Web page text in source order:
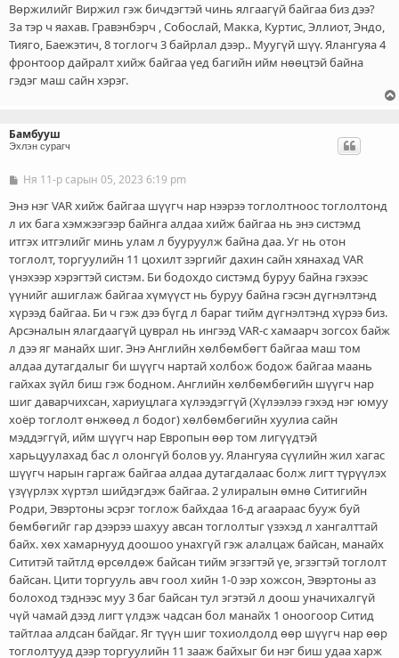
г
Вөржилийг Виржил гэж бичдэгтэй чинь ялгаагүй байгаа биз дээ?
За тэр ч яахав. Гравэнбэрч , Собослай, Макка, Куртис, Эллиот, Эндо,
Тияго, Баежэтич, 8 тоглогч 3 байрлал дээр.. Муугүй шүү. Ялангуяа 4
фронтоор дайралт хийж байгаа үед багийн ийм нөөцтэй байна
гэдэг маш сайн хэрэг.
Бамбууш
Эхлэн сурагч
Б
ч
э
г
Ня 11-р сарын 05, 2023 6:19 pm
Энэ нэг VAR хийж байгаа шүүгч нар нээрээ тоглолтноос тоглолтонд
л их бага хэмжээгээр байнга алдаа хийж байгаа нь энэ систэмд
итгэх итгэлийг минь улам л бууруулж байна даа. Уг нь отон
тоглолт, торгуулийн 11 цохилт зэргийг дахин сайн хянахад VAR
үнэхээр хэрэгтэй систэм. Би бодохдо систэмд буруу байна гэхээс
үүнийг ашиглаж байгаа хүмүүст нь буруу байна гэсэн дүгнэлтэнд
хүрээд байгаа. Би ч гэж дээ бүгд л бараг тийм дүгнэлтэнд хүрээ биз.
Арсэналын ялагдаагүй цуврал нь ингээд VAR-с хамаарч зогсох байж
л дээ яг манайх шиг. Энэ Английн хөлбөмбөгт байгаа маш том
алдаа дутагдалыг би шүүгч нартай холбож бодож байгаа маань
гайхах зүйл биш гэж бодном. Английн хөлбөмбөгийн шүүгч нар
шиг даварчихсан, хариуцлага хүлээдэггүй (Хүлээлээ гэхэд нэг юмуу
хоёр тоглолт өнжөөд л бодог) хөлбөмбөгийн хуулиа сайн
мэддэггүй, ийм шүүгч нар Европын өөр том лигүүдтэй
харьцуулахад бас л олонгүй болов уу. Ялангуяа сүүлийн жил хагас
шүүгч нарын гаргаж байгаа алдаа дутагдалаас болж лигт түрүүлэх
үзүүрлэх хүртэл шийдэгдэж байгаа. 2 улиралын өмнө Ситигийн
Родри, Эвэртоны эсрэг тоглож байхдаа 16-д агаараас бууж буй
бөмбөгийг гар дээрээ шахуу авсан тоглолтыг үзэхэд л хангалттай
байх. хөх хамарнууд доошоо унахгүй гэж алалцаж байсан, манайх
Сититэй тайтлд өрсөлдөж байсан тийм эгзэгтэй үе, эгзэгтэй тоглолт
байсан. Цити торгууль авч гоол хийн 1-0 ээр хожсон, Эвэртоны аз
болоход тэднээс муу 3 баг байсан тул эгэтэй л доош уначихалгүй
чүй чамай дээд лигт үлдэж чадсан бол манайх 1 оноогоор Ситид
тайтлаа алдсан байдаг. Яг түүн шиг тохиолдолд өөр шүүгч нар өөр
тоглолтууд дээр торгуулийн 11 зааж байхыг би нэг биш удаа харж